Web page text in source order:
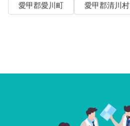
愛甲郡愛川町
愛甲郡清川村